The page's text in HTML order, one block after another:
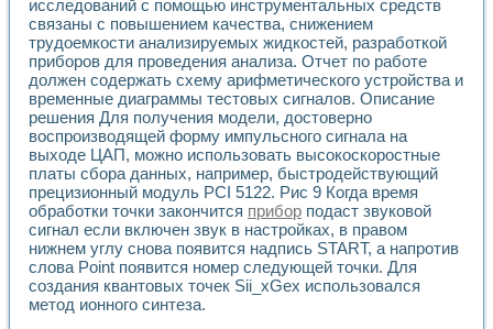
Применение LabVIEW для исследования течения в
Создание виртуальной работы «Изучение магнитных
Обратный маятник
Устройство для изучения основ интерфейсов обмена по
Лабораторный практикум: изучение адиабатического
Стенд для исследования электрических переходных
Система статистической обработки результатов
Автоматизация лазерно-плазменных измерений с
Модельно-измерительный комплекс. Назначение. Состав.
Использование технологий NATIONAL INSTRUMENTS
Учебный практикум "Спектральный и корреляционный
Учебный стенд для исследования принципа действия
Оборудование и программное обеспечение учебных
Виртуальный лабораторный практикум для изучения
Управление роботом ТУР-10 средствами LabVIEW
исследований с помощью инструментальных средств
связаны с повышением качества, снижением
трудоемкости анализируемых жидкостей, разработкой
приборов для проведения анализа. Отчет по работе
должен содержать схему арифметического устройства и
временные диаграммы тестовых сигналов. Описание
решения Для получения модели, достоверно
воспроизводящей форму импульсного сигнала на
выходе ЦАП, можно использовать высокоскоростные
платы сбора данных, например, быстродействующий
прецизионный модуль PCI 5122. Рис 9 Когда время
обработки точки закончится прибор подаст звуковой
сигнал если включен звук в настройках, в правом
нижнем углу снова появится надпись START, а напротив
слова Point появится номер следующей точки. Для
создания квантовых точек Sii_xGex использовался
метод ионного синтеза.